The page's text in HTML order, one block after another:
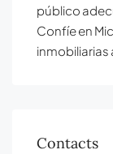
público
Confíe en
inmobiliarias
Contacts